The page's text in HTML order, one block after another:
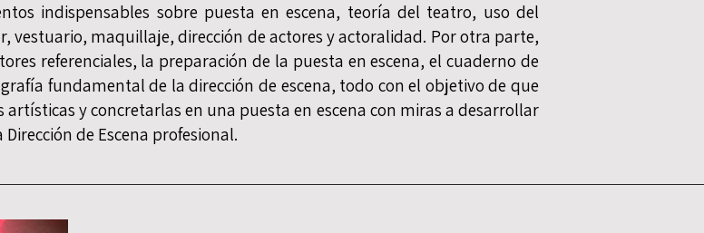
indispensables sobre puesta en escena, teoría del teatro, uso del
vestuario, maquillaje, dirección de actores y actoralidad. Por otra parte,
referenciales, la preparación de la puesta en escena, el cuaderno de
fundamental de la dirección de escena, todo con el objetivo de que
y concretarlas en una puesta en escena con miras a desarrollar
de Escena profesional.